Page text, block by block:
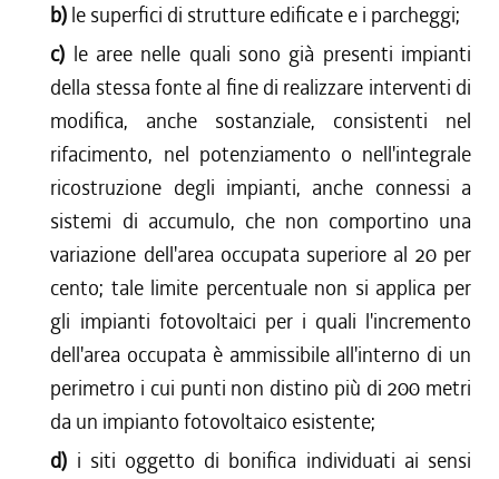
b) le superfici di strutture edificate e i parcheggi;
c) le aree nelle quali sono già presenti impianti
della stessa fonte al fine di realizzare interventi di
modifica, anche sostanziale, consistenti nel
rifacimento, nel potenziamento o nell'integrale
ricostruzione degli impianti, anche connessi a
sistemi di accumulo, che non comportino una
variazione dell'area occupata superiore al 20 per
cento; tale limite percentuale non si applica per
gli impianti fotovoltaici per i quali l'incremento
dell'area occupata è ammissibile all'interno di un
perimetro i cui punti non distino più di 200 metri
da un impianto fotovoltaico esistente;
d) i siti oggetto di bonifica individuati ai sensi